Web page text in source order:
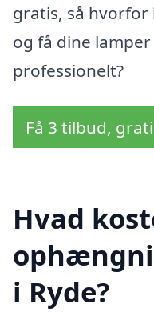
gratis, så hvorfor
og få dine
professionelt?
Få 3 tilbud,
Hvad
i Ryde?